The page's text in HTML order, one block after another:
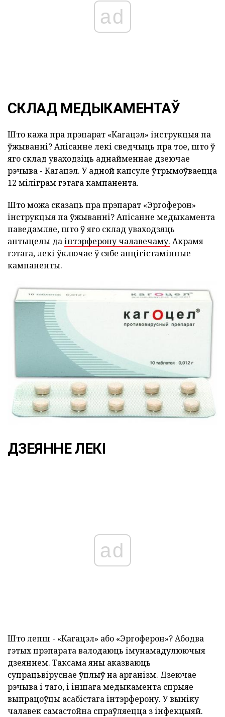
ad
СКЛАД МЕДЫКАМЕНТАЎ
Што кажа пра прэпарат «Кагацэл» інструкцыя па
ўжыванні? Апісанне лекі сведчыць пра тое, што ў
яго склад уваходзіць аднайменнае дзеючае
рэчыва - Кагацэл. У адной капсуле ўтрымоўваецца
12 міліграм гэтага кампанента.
Што можа сказаць пра прэпарат «Эргоферон»
інструкцыя па ўжыванні? Апісанне медыкамента
паведамляе, што ў яго склад уваходзяць
антыцелы даінтэрферону чалавечаму. Акрамя
гэтага, лекі ўключае ў сябе анцігістамінные
кампаненты.
ДЗЕЯННЕ ЛЕКІ
ad
Што лепш - «Кагацэл» або «Эргоферон»? Абодва
гэтых прэпарата валодаюць імунамадулюючыя
дзеяннем. Таксама яны аказваюць
супрацьвіруснае ўплыў на арганізм. Дзеючае
рэчыва і таго, і іншага медыкамента спрыяе
выпрацоўцы асабістага інтэрферону. У выніку
чалавек самастойна спраўляецца з інфекцыяй.